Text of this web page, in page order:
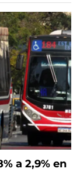
a 2,9% en